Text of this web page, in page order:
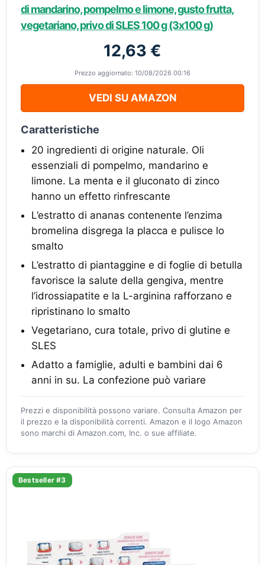
di mandarino, pompelmo e limone, gusto frutta,
vegetariano, privo di SLES 100 g (3х100 g)
12,63 €
Prezzo aggiornato: 10/08/2026 00:16
VEDI SU AMAZON
Caratteristiche
20 ingredienti di origine naturale. Oli
essenziali di pompelmo, mandarino e
limone. La menta e il gluconato di zinco
hanno un effetto rinfrescante
L’estratto di ananas contenente l’enzima
bromelina disgrega la placca e pulisce lo
smalto
L’estratto di piantaggine e di foglie di betulla
favorisce la salute della gengiva, mentre
l’idrossiapatite e la L-arginina rafforzano e
ripristinano lo smalto
Vegetariano, cura totale, privo di glutine e
SLES
Adatto a famiglie, adulti e bambini dai 6
anni in su. La confezione può variare
Prezzi e disponibilità possono variare. Consulta Amazon per
il prezzo e la disponibilità correnti. Amazon e il logo Amazon
sono marchi di Amazon.com, Inc. o sue affiliate.
Bestseller #3